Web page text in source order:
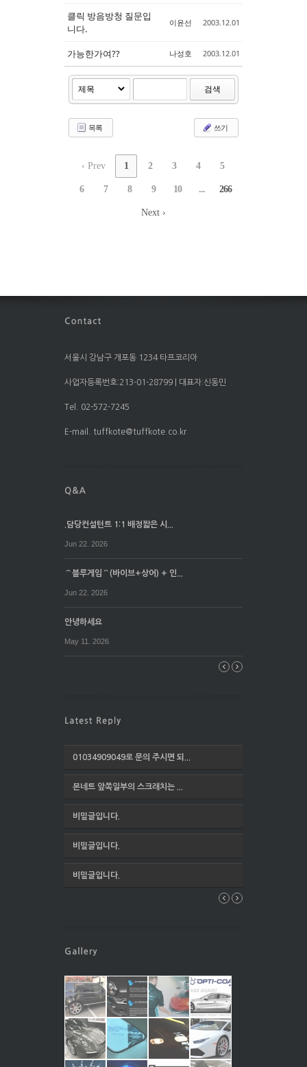
클릭 방음방청 질문입
니다.
이윤선 2003.12.01
가능한가여?? 나성호 2003.12.01
검색
목록 쓰기
‹ Prev 1 2 3 4 5
6 7 8 9 10 ... 266
Next ›
서울시 강남구 개포동 1234 타프코리아
사업자등록번호:213-01-28799 | 대표자:신동민
Tel. 02-572-7245
E-mail. tuffkote@tuffkote.co.kr
.담당컨설턴트 1:1 배정짧은 시...
Jun 22. 2026
⌒블루게임⌒(바이브+상어) + 인...
Jun 22. 2026
안녕하세요
May 11. 2026
01034909049로 문의 주시면 되...
본네트 앞쪽일부의 스크래치는 ...
비밀글입니다.
비밀글입니다.
비밀글입니다.